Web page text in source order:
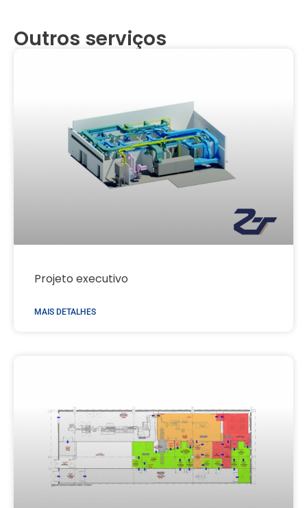
Outros serviços
Projeto executivo
MAIS DETALHES